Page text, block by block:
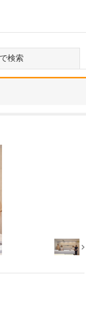
検索
末期で大
院での治
さんも多